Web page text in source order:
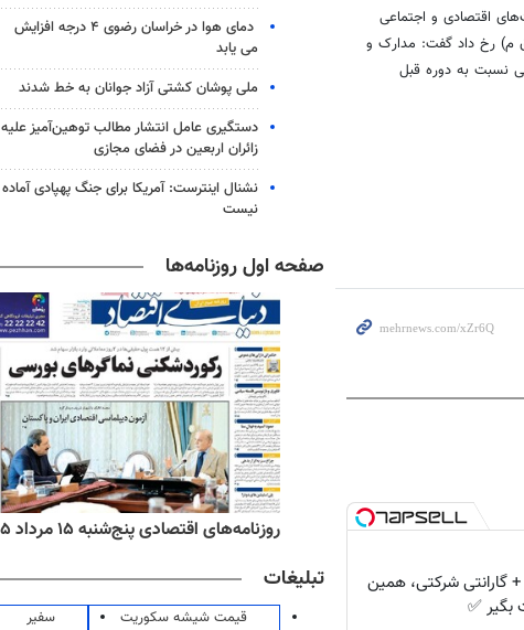
اقتصادی و اجتماعی
تحولات صورت گرفته در دشت تهران، در دوره مس‌سنگی قدیم (۴۷۰۰- ۴۰۰۰ ق م) رخ داد گفت: مدارک و
نسبت به دوره قبل
+ گارانتی شرکتی، همین
بگیر ✅
دمای هوا در خراسان رضوی ۴ درجه افزایش
می یابد
ملی پوشان کشتی آزاد جوانان به خط شدند
دستگیری عامل انتشار مطالب توهین‌آمیز علیه
زائران اربعین در فضای مجازی
نشنال اینترست: آمریکا برای جنگ پهپادی آماده
نیست
صفحه اول روزنامه‌ها
۱۵ مرداد ۱۴۰۵ روزنامه‌های اقتصادی پنج‌شنبه ۱۵ مرداد ۱۴۰۵
تبلیغات
قیمت شیشه سکوریت
سفیر